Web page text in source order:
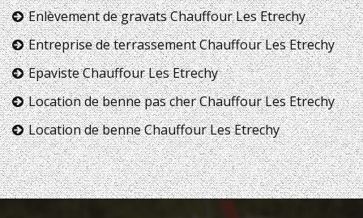
Enlèvement de gravats Chauffour Les Etrechy
Entreprise de terrassement Chauffour Les Etrechy
Epaviste Chauffour Les Etrechy
Location de benne pas cher Chauffour Les Etrechy
Location de benne Chauffour Les Etrechy